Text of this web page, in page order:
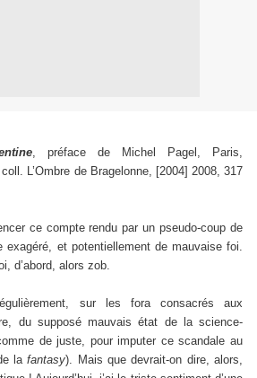
, préface de Michel Pagel, Paris,
L’Ombre de Bragelonne, [2004] 2008, 317
ce compte rendu par un pseudo-coup de
exagéré, et potentiellement de mauvaise foi.
d’abord, alors zob.
sur les fora consacrés aux
du supposé mauvais état de la science-
de juste, pour imputer ce scandale au
lafantasy). Mais que devrait-on dire, alors,